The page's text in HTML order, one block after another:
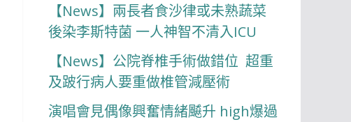
【News】兩長者食沙律或未熟蔬菜
後染李斯特菌 一人神智不清入ICU
【News】公院脊椎手術做錯位 超重
及跛行病人要重做椎管減壓術
演唱會見偶像興奮情緒飇升 high爆過